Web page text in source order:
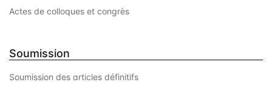
Actes de colloques et congrès
Soumission
Soumission des articles définitifs